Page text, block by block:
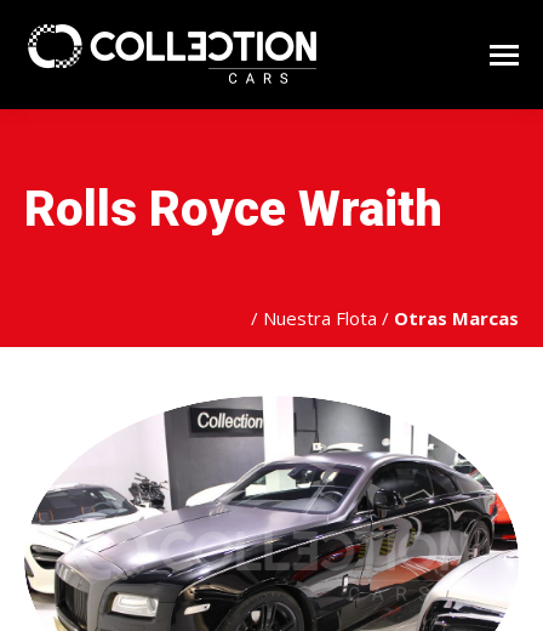
Rolls Royce Wraith
/ Nuestra Flota / Otras Marcas